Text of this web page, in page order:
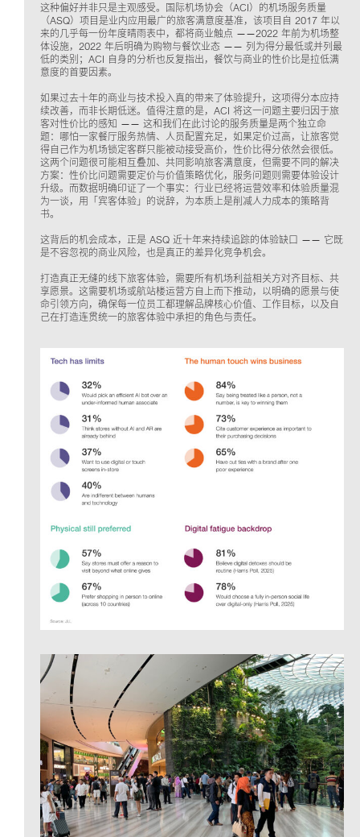
这种偏好并非只是主观感受。国际机场协会（ACI）的机场服务质量
（ASQ）项目是业内应用最广的旅客满意度基准，该项目自 2017 年以
来的几乎每一份年度晴雨表中，都将商业触点 ——2022 年前为机场整
体设施，2022 年后明确为购物与餐饮业态 —— 列为得分最低或并列最
低的类别；ACI 自身的分析也反复指出，餐饮与商业的性价比是拉低满
意度的首要因素。
如果过去十年的商业与技术投入真的带来了体验提升，这项得分本应持
续改善，而非长期低迷。值得注意的是，ACI 将这一问题主要归因于旅
客对性价比的感知 —— 这和我们在此讨论的服务质量是两个独立命
题：哪怕一家餐厅服务热情、人员配置充足，如果定价过高，让旅客觉
得自己作为机场锁定客群只能被动接受高价，性价比得分依然会很低。
这两个问题很可能相互叠加、共同影响旅客满意度，但需要不同的解决
方案：性价比问题需要定价与价值策略优化，服务问题则需要体验设计
升级。而数据明确印证了一个事实：行业已经将运营效率和体验质量混
为一谈，用「宾客体验」的说辞，为本质上是削减人力成本的策略背
书。
这背后的机会成本，正是 ASQ 近十年来持续追踪的体验缺口 —— 它既
是不容忽视的商业风险，也是真正的差异化竞争机会。
打造真正无缝的线下旅客体验，需要所有机场利益相关方对齐目标、共
享愿景。这需要机场或航站楼运营方自上而下推动，以明确的愿景与使
命引领方向，确保每一位员工都理解品牌核心价值、工作目标，以及自
己在打造连贯统一的旅客体验中承担的角色与责任。